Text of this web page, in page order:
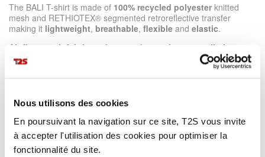
Nous utilisons des cookies
En poursuivant la navigation sur ce site, T2S vous invite
à accepter l'utilisation des cookies pour optimiser la
fonctionnalité du site.
The BALI T-shirt is made of 100% recycled polyester knitted
mesh and RETHIOTEX® segmented retroreflective transfer
making it lightweight, breathable, flexible and elastic.
Air flow mesh fabric under arms for maximum ventilation.
LEARN MORE